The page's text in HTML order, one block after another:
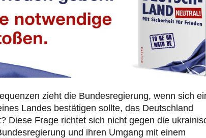
zieht die Bundesregierung, wenn sich
Landes bestätigen sollte, das Deutschland
Diese Frage richtet sich nicht gegen die
und ihren Umgang mit einem